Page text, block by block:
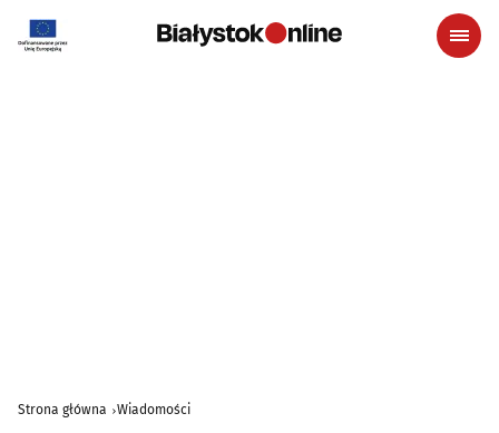
Strona główna Wiadomości